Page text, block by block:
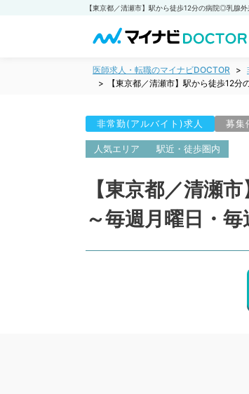
医師求人・転職のマイナビDOCTOR
【東京都／清瀬市】駅から徒歩12
非常勤(アルバイト)求人 募集
人気エリア 駅近・徒歩圏内
【東京都／清瀬
～毎週月曜日・